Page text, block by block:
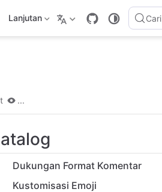
Lanjutan Cari
...
Dukungan Format Komentar
Kustomisasi Emoji